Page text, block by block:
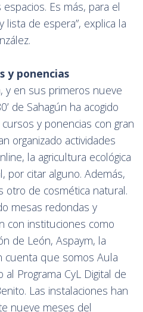
Es más, para el
de espera”, explica la
y ponencias
y en sus primeros nueve
de Sahagún ha acogido
y ponencias con gran
organizado actividades
la agricultura ecológica
por citar alguno. Además,
otro de cosmética natural.
mesas redondas y
con instituciones como
de León, Aspaym, la
cuenta que somos Aula
Programa CyL Digital de
Las instalaciones han
nueve meses del